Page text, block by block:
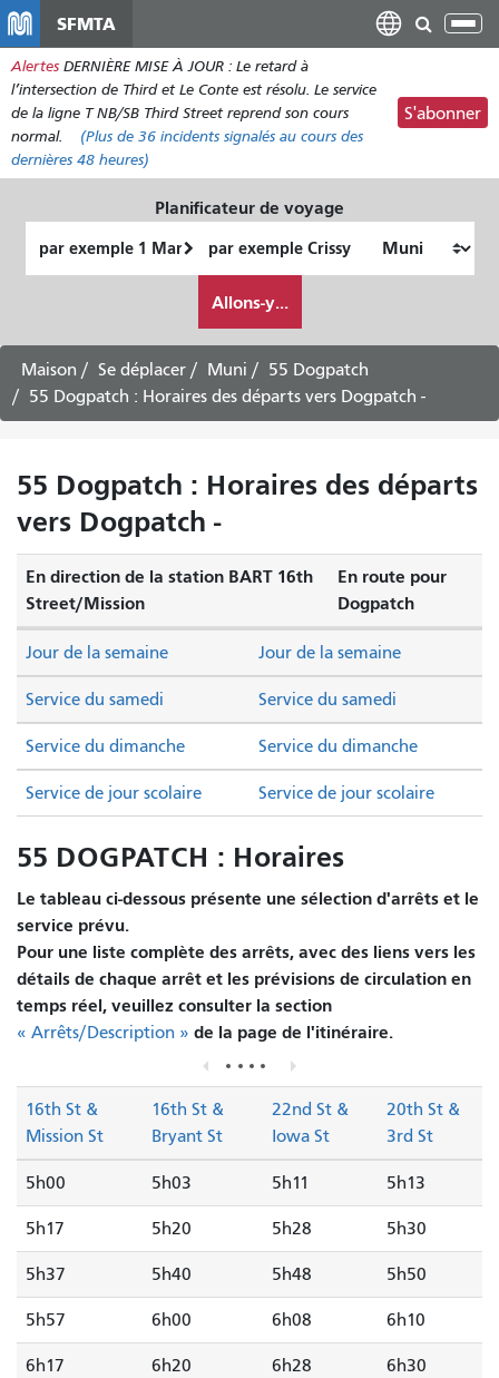
contenu
principal
SFMTA
Alertes DERNIÈRE MISE À JOUR : Le retard à
l’intersection de Third et Le Conte est résolu. Le service
de la ligne T NB/SB Third Street reprend son cours
normal.
(Plus de 36 incidents signalés au cours des
dernières 48 heures)
S'abonner
Planificateur de voyage
de
final
je
veux
voyager
Allons-y...
Maison Se déplacer Muni
55 Dogpatch
55 Dogpatch : Horaires des départs vers Dogpatch -
55 Dogpatch : Horaires des départs
vers Dogpatch -
En direction de la station BART 16th
Street/Mission
En route pour
Dogpatch
Service du samedi Service du samedi
Service du dimanche Service du dimanche
Jour de la semaine Jour de la semaine
Service de jour scolaire Service de jour scolaire
55 DOGPATCH : Horaires
Le tableau ci-dessous présente une sélection d'arrêts et le
service prévu.
Pour une liste complète des arrêts, avec des liens vers les
détails de chaque arrêt et les prévisions de circulation en
temps réel, veuillez consulter la section
« Arrêts/Description » de la page de l'itinéraire.
16th St &
Mission St
16th St &
Bryant St
22nd St &
Iowa St
20th St &
3rd St
5h00 5h03 5h11 5h13
5h17 5h20 5h28 5h30
5h37 5h40 5h48 5h50
5h57 6h00 6h08 6h10
6h17 6h20 6h28 6h30